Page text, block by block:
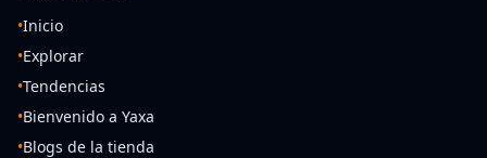
•Inicio
•Explorar
•Tendencias
•Bienvenido a Yaxa
•Blogs de la tienda